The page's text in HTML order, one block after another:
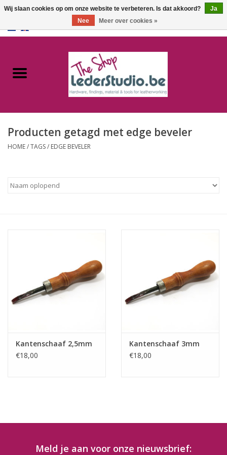
Catalogus
FAQ
Producten getagd met edge beveler
HOME/TAGS/ EDGE BEVELER
Kantenschaaf 2,5mm
€18,00
Kantenschaaf 3mm
€18,00
Meld je aan voor onze nieuwsbrief:
Wij slaan cookies op om onze website te verbeteren. Is dat akkoord?
Ja
Nee
Meer over cookies »